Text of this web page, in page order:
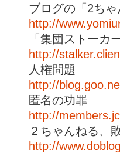
ブログの「2ち
http://
「集団ストーカ
http://
人権問題
http://
匿名の功罪
http://
２ちゃんねる、
http://